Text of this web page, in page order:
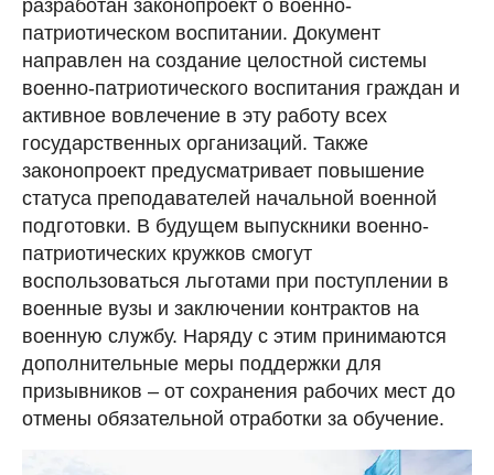
разработан законопроект о военно-
патриотическом воспитании. Документ
направлен на создание целостной системы
военно-патриотического воспитания граждан и
активное вовлечение в эту работу всех
государственных организаций. Также
законопроект предусматривает повышение
статуса преподавателей начальной военной
подготовки. В будущем выпускники военно-
патриотических кружков смогут
воспользоваться льготами при поступлении в
военные вузы и заключении контрактов на
военную службу. Наряду с этим принимаются
дополнительные меры поддержки для
призывников – от сохранения рабочих мест до
отмены обязательной отработки за обучение.